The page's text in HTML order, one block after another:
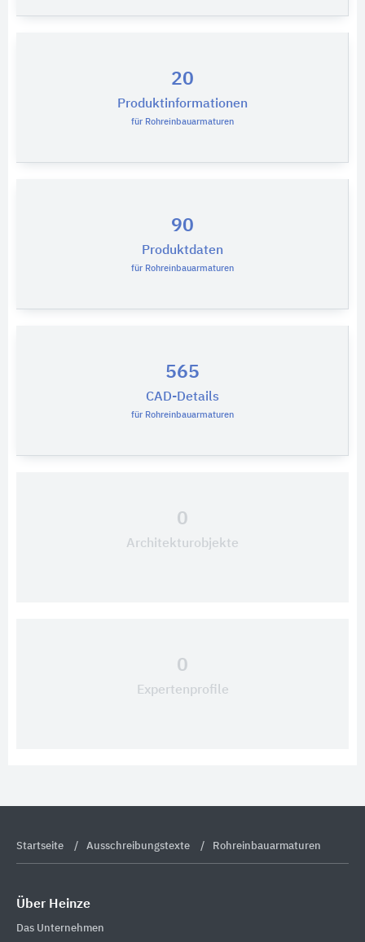
20
Produktinformationen
für Rohreinbauarmaturen
90
Produktdaten
für Rohreinbauarmaturen
565
CAD-Details
für Rohreinbauarmaturen
0
Architekturobjekte
0
Expertenprofile
Startseite Ausschreibungstexte Rohreinbauarmaturen
Über Heinze
Das Unternehmen